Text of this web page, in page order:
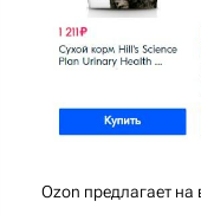
Ozon предлагает